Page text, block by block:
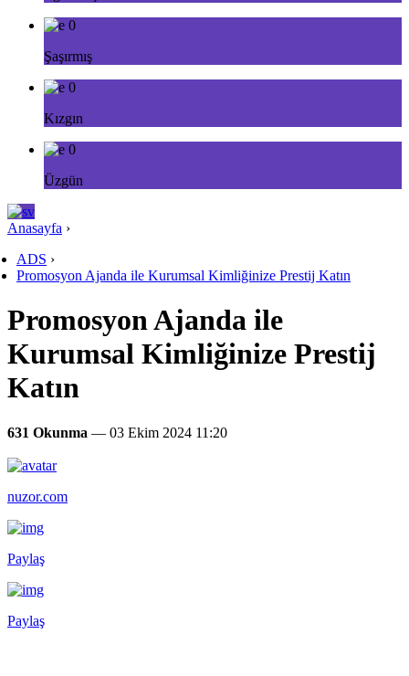
0
Şaşırmış
0
Kızgın
0
Üzgün
Anasayfa ›
ADS ›
Promosyon Ajanda ile Kurumsal Kimliğinize Prestij Katın
Promosyon Ajanda ile
Kurumsal Kimliğinize Prestij
Katın
631 Okunma — 03 Ekim 2024 11:20
nuzor.com
Paylaş
Paylaş